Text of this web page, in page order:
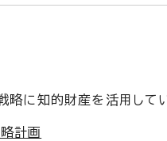
に知的財産を活用して
計画